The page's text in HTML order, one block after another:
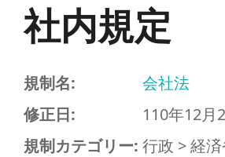
社内規定
規制名:
会社法
修正日:
110年12月
規制カテゴリー: 行政 > 経